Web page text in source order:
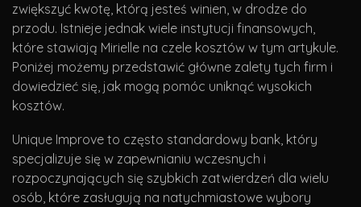
zwiększyć kwotę, którą jesteś winien, w drodze do
przodu. Istnieje jednak wiele instytucji finansowych,
które stawiają Mirielle na czele kosztów w tym artykule.
Poniżej możemy przedstawić główne zalety tych firm i
dowiedzieć się, jak mogą pomóc uniknąć wysokich
kosztów.
Unique Improve to często standardowy bank, który
specjalizuje się w zapewnianiu wczesnych i
rozpoczynających się szybkich zatwierdzeń dla wielu
osób, które zasługują na natychmiastowe wybory